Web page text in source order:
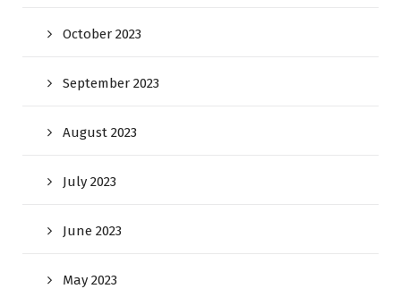
October 2023
September 2023
August 2023
July 2023
June 2023
May 2023